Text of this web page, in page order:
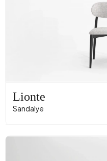
Lionte
Sandalye